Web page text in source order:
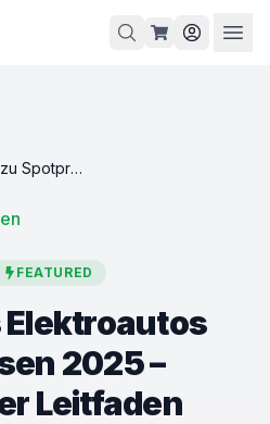
Laden Ihres Elektroautos zu Spotpreisen 2025 – Vollständiger Leitfaden
FEATURED
Elektroautos
2025 –
Leitfaden